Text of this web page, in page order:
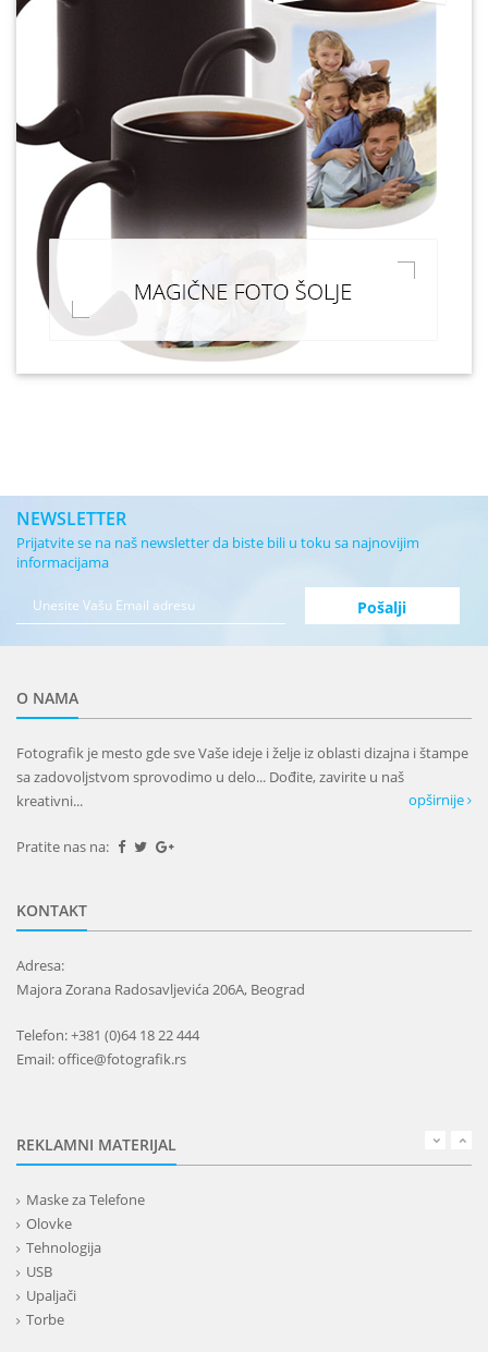
NEWSLETTER
Prijatvite se na naš newsletter da biste bili u toku sa najnovijim
informacijama
O NAMA
Fotografik je mesto gde sve Vaše ideje i želje iz oblasti dizajna i štampe
sa zadovoljstvom sprovodimo u delo... Dođite, zavirite u naš
kreativni...
opširnije
Pratite nas na:
KONTAKT
Adresa:
Majora Zorana Radosavljevića 206A, Beograd
Telefon: +381 (0)64 18 22 444
Email: office@fotografik.rs
REKLAMNI MATERIJAL
Maske za Telefone
Olovke
Tehnologija
USB
Upaljači
Torbe